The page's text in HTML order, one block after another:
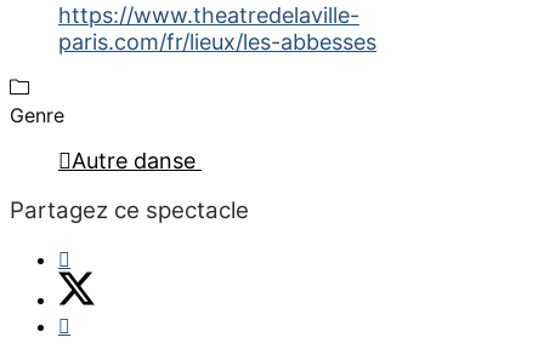
https://www.theatredelaville-
paris.com/fr/lieux/les-abbesses
Genre
Autre danse
Partagez ce spectacle